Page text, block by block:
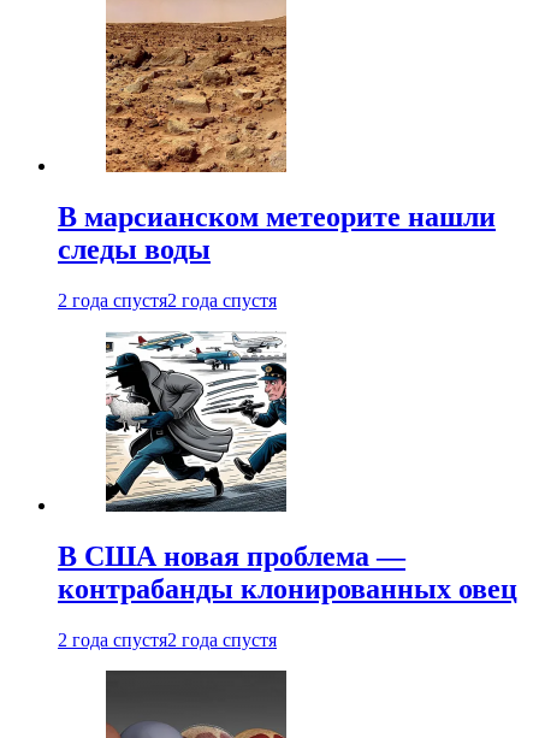
В марсианском метеорите нашли
следы воды
2 года спустя2 года спустя
В США новая проблема —
контрабанды клонированных овец
2 года спустя2 года спустя